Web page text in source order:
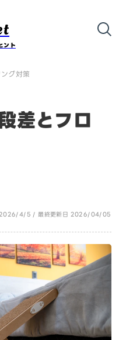
ント
グ対策
差とフロ
2026/4/5 / 最終更新日 2026/04/05